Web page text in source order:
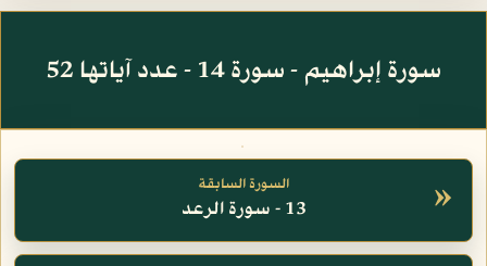
سورة إبراهيم - سورة 14 - عدد آياتها 52
» السورة السابقة
13 - سورة الرعد